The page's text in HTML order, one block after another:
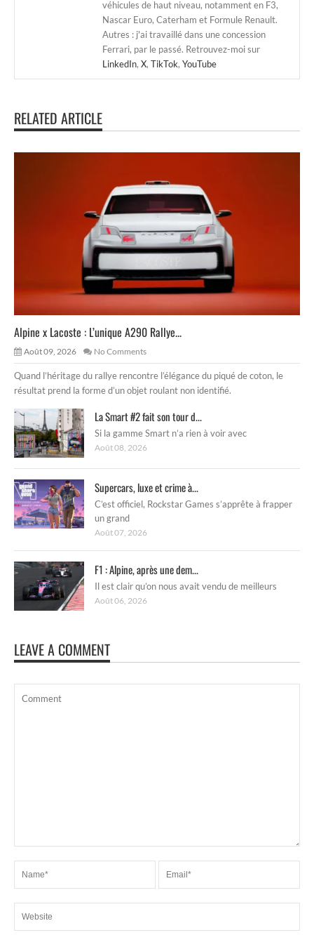
véhicules de haut niveau, notamment en F3,
Nascar Euro, Caterham et Formule Renault.
Autres : j'ai travaillé dans une concession
Ferrari, par le passé. Retrouvez-moi sur
LinkedIn, X, TikTok, YouTube
RELATED ARTICLE
Alpine x Lacoste : L’unique A290 Rallye...
Août 09, 2026 No Comments
Quand l’héritage du rallye rencontre l’élégance du piqué de coton, le
résultat prend la forme d’un objet roulant non identifié.
La Smart #2 fait son tour d...
Si la gamme Smart n’a rien à voir avec
Août 08, 2026
Supercars, luxe et crime à...
C’est officiel, Rockstar Games s’apprête à frapper
un grand
Août 07, 2026
F1 : Alpine, après une dem...
Il est clair qu’on nous avait vendu de meilleurs
Août 06, 2026
LEAVE A COMMENT